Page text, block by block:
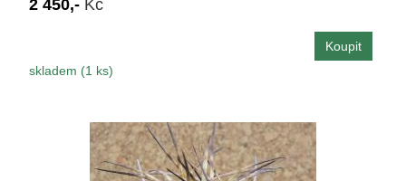
2 450,- Kč
skladem (1 ks)